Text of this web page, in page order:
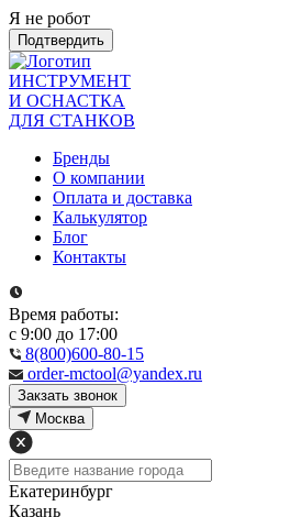
Я не робот
Подтвердить
ИНСТРУМЕНТ
И ОСНАСТКА
ДЛЯ СТАНКОВ
Бренды
О компании
Оплата и доставка
Калькулятор
Блог
Контакты
Время работы:
с 9:00 до 17:00
8(800)600-80-15
order-mctool@yandex.ru
Закзать звонок
Москва
Екатеринбург
Казань